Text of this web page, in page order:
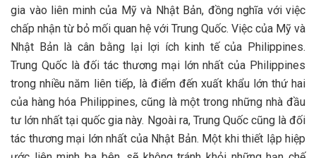
gia vào liên minh của Mỹ và Nhật Bản, đồng nghĩa với việc
chấp nhận từ bỏ mối quan hệ với Trung Quốc. Việc của Mỹ và
Nhật Bản là cân bằng lại lợi ích kinh tế của Philippines.
Trung Quốc là đối tác thương mại lớn nhất của Philippines
trong nhiều năm liên tiếp, là điểm đến xuất khẩu lớn thứ hai
của hàng hóa Philippines, cũng là một trong những nhà đầu
tư lớn nhất tại quốc gia này. Ngoài ra, Trung Quốc cũng là đối
tác thương mại lớn nhất của Nhật Bản. Một khi thiết lập hiệp